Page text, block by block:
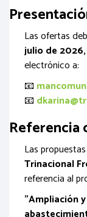
Las ofertas
julio de
electrónico a:
📧
📧
Referencia
Las
Trinacional
referencia al
"Ampliación